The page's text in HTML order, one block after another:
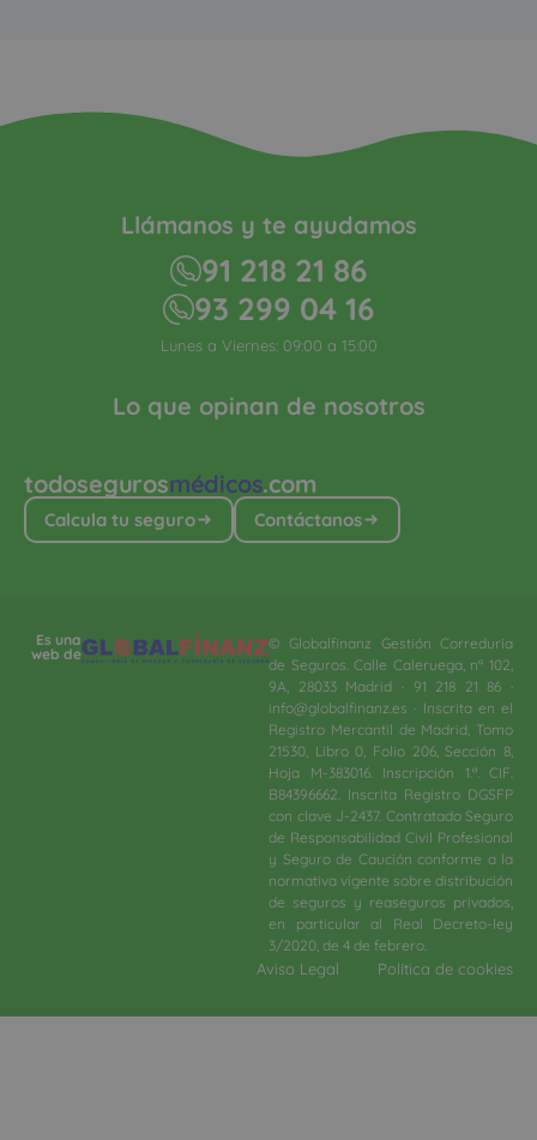
todosegurosmédicos.com
Calcula tu seguro Contáctanos
Lo que opinan de nosotros
Llámanos y te ayudamos
91 218 21 86
93 299 04 16
Lunes a Viernes: 09:00 a 15:00
Es una
web de
© Globalfinanz Gestión Correduría
de Seguros. Calle Caleruega, nº 102,
9A, 28033 Madrid · 91 218 21 86 ·
info@globalfinanz.es · Inscrita en el
Registro Mercantil de Madrid, Tomo
21530, Libro 0, Folio 206, Sección 8,
Hoja M-383016. Inscripción 1.ª. CIF.
B84396662. Inscrita Registro DGSFP
con clave J-2437. Contratado Seguro
de Responsabilidad Civil Profesional
y Seguro de Caución conforme a la
normativa vigente sobre distribución
de seguros y reaseguros privados,
en particular al Real Decreto-ley
3/2020, de 4 de febrero.​
Aviso Legal Política de cookies